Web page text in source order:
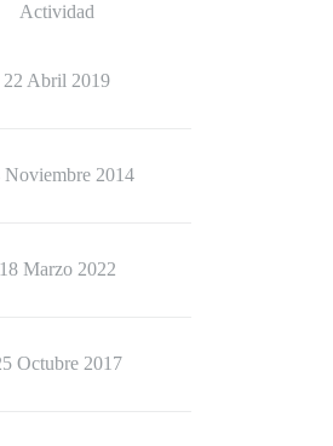
Actividad
22 Abril 2019
Noviembre 2014
18 Marzo 2022
Octubre 2017